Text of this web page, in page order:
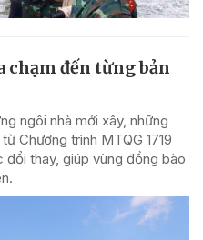
chạm đến từng bản
ngôi nhà mới xây, những
Chương trình MTQG 1719
thay, giúp vùng đồng bào